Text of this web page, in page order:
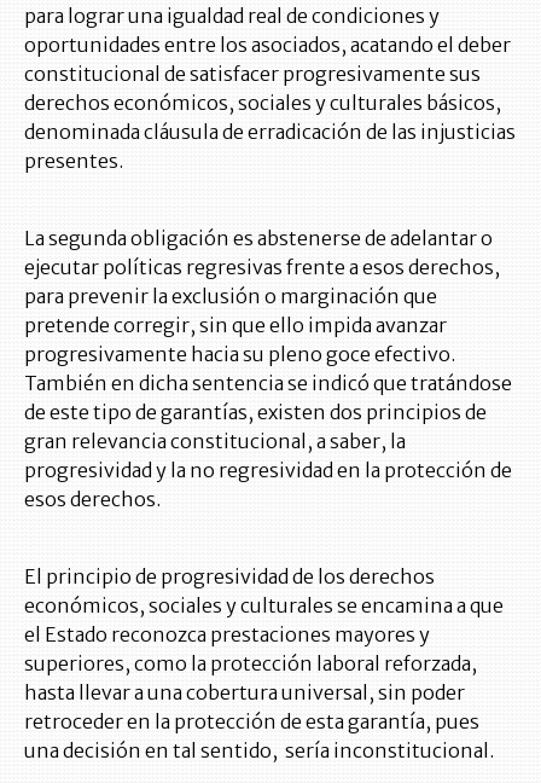
para lograr una igualdad real de condiciones y
oportunidades entre los asociados, acatando el deber
constitucional de satisfacer progresivamente sus
derechos económicos, sociales y culturales básicos,
denominada cláusula de erradicación de las injusticias
presentes.
La segunda obligación es abstenerse de adelantar o
ejecutar políticas regresivas frente a esos derechos,
para prevenir la exclusión o marginación que
pretende corregir, sin que ello impida avanzar
progresivamente hacia su pleno goce efectivo.
También en dicha sentencia se indicó que tratándose
de este tipo de garantías, existen dos principios de
gran relevancia constitucional, a saber, la
progresividad y la no regresividad en la protección de
esos derechos.
El principio de progresividad de los derechos
económicos, sociales y culturales se encamina a que
el Estado reconozca prestaciones mayores y
superiores, como la protección laboral reforzada,
hasta llevar a una cobertura universal, sin poder
retroceder en la protección de esta garantía, pues
una decisión en tal sentido, sería inconstitucional.